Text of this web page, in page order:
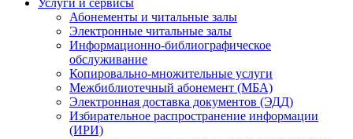
Услуги и сервисы
Абонементы и читальные залы
Электронные читальные залы
Информационно-библиографическое
обслуживание
Копировально-множительные услуги
Межбиблиотечный абонемент (МБА)
Электронная доставка документов (ЭДД)
Избирательное распространение информации
(ИРИ)